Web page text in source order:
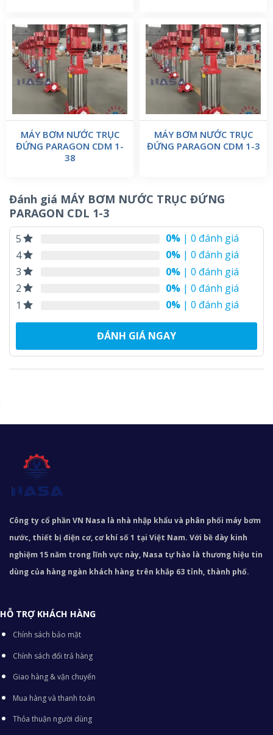
MÁY BƠM NƯỚC TRỤC
ĐỨNG PARAGON CDM 1-
38
MÁY BƠM NƯỚC TRỤC
ĐỨNG PARAGON CDM 1-3
Đánh giá MÁY BƠM NƯỚC TRỤC ĐỨNG
PARAGON CDL 1-3
5 0% | 0 đánh giá
4
0% | 0 đánh giá
3
0% | 0 đánh giá
2
0% | 0 đánh giá
1
0% | 0 đánh giá
ĐÁNH GIÁ NGAY
Công ty cổ phần VN Nasa là nhà nhập khẩu và phân phối máy bơm
nước, thiết bị điện cơ, cơ khí số 1 tại Việt Nam. Với bề dày kinh
nghiệm 15 năm trong lĩnh vực này, Nasa tự hào là thương hiệu tin
dùng của hàng ngàn khách hàng trên khắp 63 tỉnh, thành phố.
HỖ TRỢ KHÁCH HÀNG
Chính sách bảo mật
Chính sách đổi trả hàng
Giao hàng & vận chuyển
Mua hàng và thanh toán
Thỏa thuận người dùng